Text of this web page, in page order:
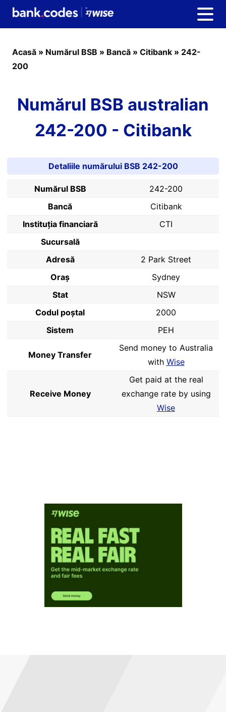
Acasă » Numărul BSB » Bancă » Citibank » 242-
200
Numărul BSB australian
242-200 - Citibank
Detaliile numărului BSB 242-200
Numărul BSB
242-200
Bancă
Citibank
Instituția financiară
CTI
Sucursală
Adresă
2 Park Street
Oraș
Sydney
Stat
NSW
Codul poştal
2000
Sistem
PEH
Money Transfer
Send money to Australia
with Wise
Receive Money
Get paid at the real
exchange rate by using
Wise